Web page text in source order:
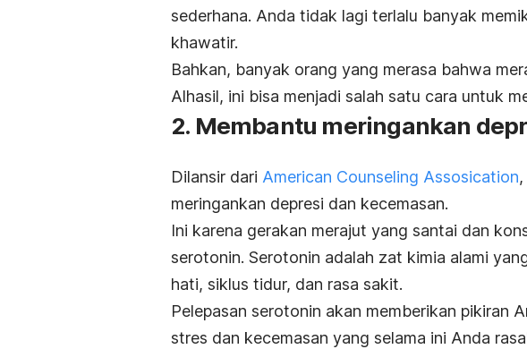
sederhana. Anda tidak lagi terlalu banyak
khawatir.
Bahkan, banyak orang yang merasa bahwa
Alhasil, ini bisa menjadi salah satu cara untuk
2. Membantu meringankan
Dilansir dari American Counseling Assosication
meringankan depresi dan kecemasan.
Ini karena gerakan merajut yang santai dan
serotonin. Serotonin adalah zat kimia alami
hati, siklus tidur, dan rasa sakit.
Pelepasan serotonin akan memberikan pikiran
stres dan kecemasan yang selama ini Anda